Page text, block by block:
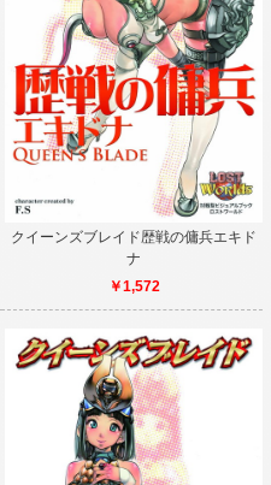
クイーンズブレイド歴戦の傭兵エキド
ナ
￥1,572